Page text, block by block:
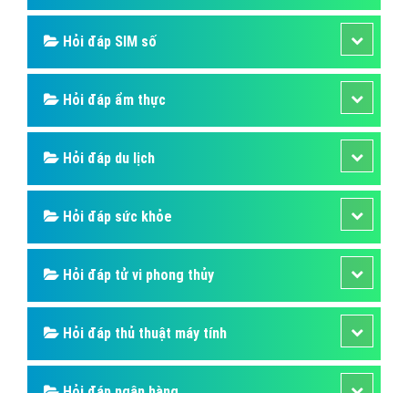
óc chó có số lượng và chất lượng lớn nhất thế giới. Để
trồng được quả óc chó, cần phụ thuộc rất nhiều yếu tố
như khí hậu, môi trường, đát đai, thảm thực vật tốt.
Tại Việt Nam vẫn chưa thể trồng được quả óc chó để
cung cấp cho thị trường mà phần lớn được nhập từ
Mỹ về Việt Nam.
Bài viết tạo bởi:VietAds| Ngày cập nhật:
Đăng
nhập(1229) - No Audio
Hỏi đáp là gì
Hỏi đáp SIM số
Hỏi đáp ẩm thực
Hỏi đáp du lịch